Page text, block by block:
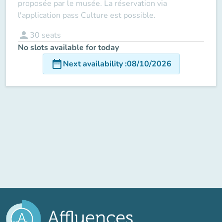
proposée par le musée. La réservation via
l'application pass Culture est possible.
person 30 seats
No slots available for today
date_rangeNext availability:08/10/2026